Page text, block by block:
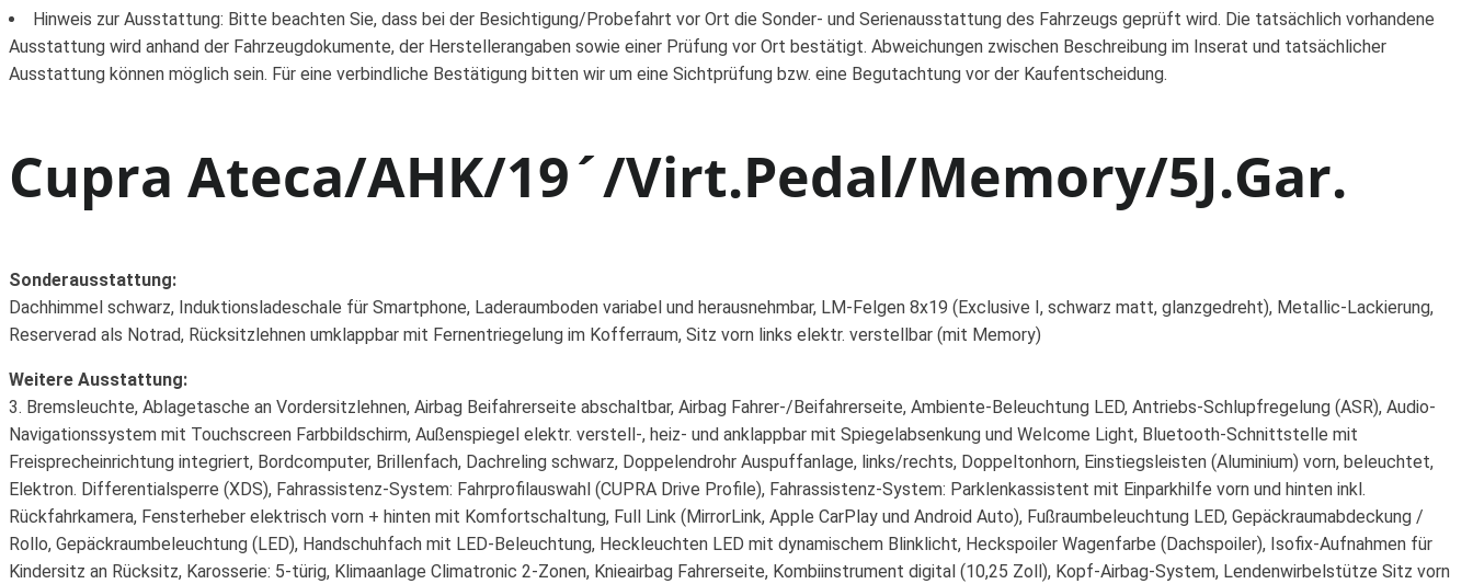
Hinweis zur Ausstattung: Bitte beachten Sie, dass bei der Besichtigung/Probefahrt vor Ort die Sonder- und Serienausstattung des Fahrzeugs geprüft wird. Die tatsächlich vorhandene
Ausstattung wird anhand der Fahrzeugdokumente, der Herstellerangaben sowie einer Prüfung vor Ort bestätigt. Abweichungen zwischen Beschreibung im Inserat und tatsächlicher
Ausstattung können möglich sein. Für eine verbindliche Bestätigung bitten wir um eine Sichtprüfung bzw. eine Begutachtung vor der Kaufentscheidung.
Cupra Ateca/AHK/19´/Virt.Pedal/Memory/5J.Gar.
Sonderausstattung:
Dachhimmel schwarz, Induktionsladeschale für Smartphone, Laderaumboden variabel und herausnehmbar, LM-Felgen 8x19 (Exclusive I, schwarz matt, glanzgedreht), Metallic-Lackierung,
Reserverad als Notrad, Rücksitzlehnen umklappbar mit Fernentriegelung im Kofferraum, Sitz vorn links elektr. verstellbar (mit Memory)
Weitere Ausstattung:
3. Bremsleuchte, Ablagetasche an Vordersitzlehnen, Airbag Beifahrerseite abschaltbar, Airbag Fahrer-/Beifahrerseite, Ambiente-Beleuchtung LED, Antriebs-Schlupfregelung (ASR), Audio-
Navigationssystem mit Touchscreen Farbbildschirm, Außenspiegel elektr. verstell-, heiz- und anklappbar mit Spiegelabsenkung und Welcome Light, Bluetooth-Schnittstelle mit
Freisprecheinrichtung integriert, Bordcomputer, Brillenfach, Dachreling schwarz, Doppelendrohr Auspuffanlage, links/rechts, Doppeltonhorn, Einstiegsleisten (Aluminium) vorn, beleuchtet,
Elektron. Differentialsperre (XDS), Fahrassistenz-System: Fahrprofilauswahl (CUPRA Drive Profile), Fahrassistenz-System: Parklenkassistent mit Einparkhilfe vorn und hinten inkl.
Rückfahrkamera, Fensterheber elektrisch vorn + hinten mit Komfortschaltung, Full Link (MirrorLink, Apple CarPlay und Android Auto), Fußraumbeleuchtung LED, Gepäckraumabdeckung /
Rollo, Gepäckraumbeleuchtung (LED), Handschuhfach mit LED-Beleuchtung, Heckleuchten LED mit dynamischem Blinklicht, Heckspoiler Wagenfarbe (Dachspoiler), Isofix-Aufnahmen für
Kindersitz an Rücksitz, Karosserie: 5-türig, Klimaanlage Climatronic 2-Zonen, Knieairbag Fahrerseite, Kombiinstrument digital (10,25 Zoll), Kopf-Airbag-System, Lendenwirbelstütze Sitz vorn